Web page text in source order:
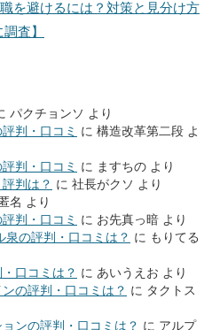
を避けるには？対策と見分け方
査】
パクチョンソ より
判・口コミ に 構造改革第二段 よ
判・口コミ に ますちの より
判は？ に 社長がクソ より
匿名 より
判・口コミ に お先真っ暗 より
の評判・口コミは？ に もりてる
口コミは？ に あいうえお より
の評判・口コミは？ に タクトス
ンの評判・口コミは？ に アルプ